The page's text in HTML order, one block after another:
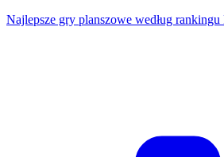
Najlepsze gry planszowe według rankingu